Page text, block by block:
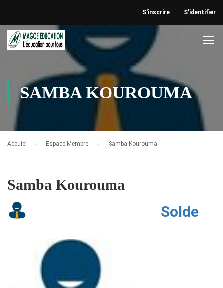
S'inscrire S'identifier
SAMBA KOUROUMA
Accuiel Espace Membre Samba Kourouma
Samba Kourouma
Solde